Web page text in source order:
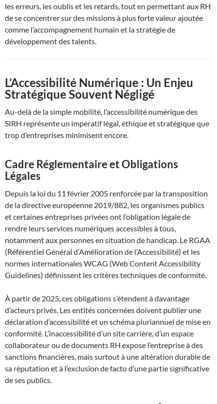
les erreurs, les oublis et les retards, tout en permettant aux RH
de se concentrer sur des missions à plus forte valeur ajoutée
comme l’accompagnement humain et la stratégie de
développement des talents.
L’Accessibilité Numérique : Un Enjeu
Stratégique Souvent Négligé
Au-delà de la simple mobilité, l’accessibilité numérique des
SIRH représente un impératif légal, éthique et stratégique que
trop d’entreprises minimisent encore.
Cadre Réglementaire et Obligations
Légales
Depuis la loi du 11 février 2005 renforcée par la transposition
de la directive européenne 2019/882, les organismes publics
et certaines entreprises privées ont l’obligation légale de
rendre leurs services numériques accessibles à tous,
notamment aux personnes en situation de handicap. Le RGAA
(Référentiel Général d’Amélioration de l’Accessibilité) et les
normes internationales WCAG (Web Content Accessibility
Guidelines) définissent les critères techniques de conformité.
À partir de 2025, ces obligations s’étendent à davantage
d’acteurs privés. Les entités concernées doivent publier une
déclaration d’accessibilité et un schéma pluriannuel de mise en
conformité. L’inaccessibilité d’un site carrière, d’un espace
collaborateur ou de documents RH expose l’entreprise à des
sanctions financières, mais surtout à une altération durable de
sa réputation et à l’exclusion de facto d’une partie significative
de ses publics.